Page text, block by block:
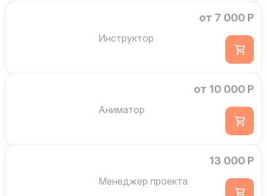
Инструктор
от 7 000 Р
Аниматор
от 10 000 Р
Менеджер проекта
13 000 Р